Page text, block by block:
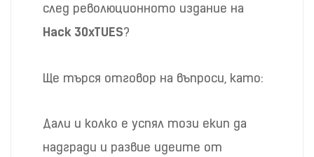
след революционното издание на
Hack 30xTUES?
Ще търся отговор на въпроси, като:
Дали и колко е успял този екип да
надгради и развие идеите от